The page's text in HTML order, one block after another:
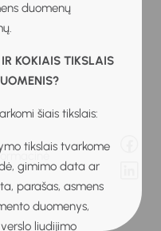
duomenų
KOKIAIS TIKSLAIS
šiais tikslais:
tikslais tvarkome
gimimo data ar
parašas, asmens
duomenys,
liudijimo